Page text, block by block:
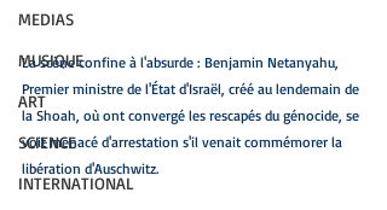
MEDIAS
MUSIQUE
ART
SCIENCE
INTERNATIONAL
La scène confine à l'absurde : Benjamin Netanyahu,
Premier ministre de l'État d'Israël, créé au lendemain de
la Shoah, où ont convergé les rescapés du génocide, se
voit menacé d'arrestation s'il venait commémorer la
libération d'Auschwitz.